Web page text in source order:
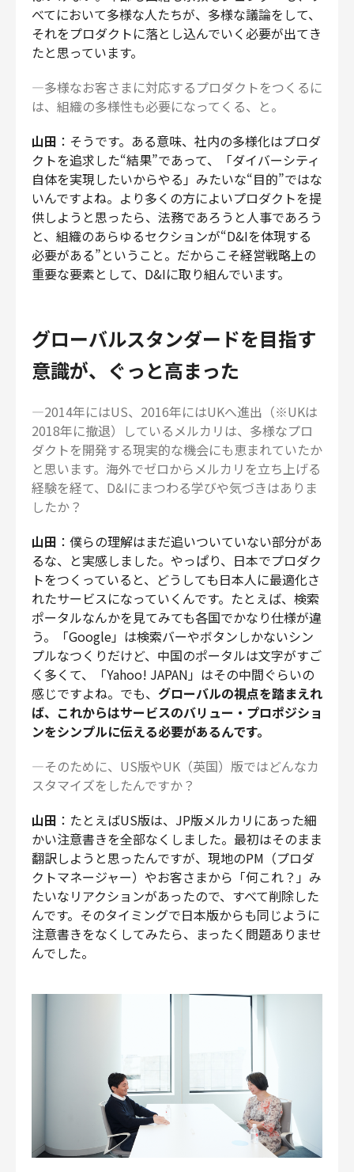
べてにおいて多様な人たちが、多様な議論をして、
それをプロダクトに落とし込んでいく必要が出てき
たと思っています。
―多様なお客さまに対応するプロダクトをつくるに
は、組織の多様性も必要になってくる、と。
山田 ：そうです。ある意味、社内の多様化はプロダ
クトを追求した“結果”であって、「ダイバーシティ
自体を実現したいからやる」みたいな“目的”ではな
いんですよね。より多くの方によいプロダクトを提
供しようと思ったら、法務であろうと人事であろう
と、組織のあらゆるセクションが“D&Iを体現する
必要がある”ということ。だからこそ経営戦略上の
重要な要素として、D&Iに取り組んでいます。
グローバルスタンダードを目指す
意識が、ぐっと高まった
―2014年にはUS、2016年にはUKへ進出（※UKは
2018年に撤退）しているメルカリは、多様なプロ
ダクトを開発する現実的な機会にも恵まれていたか
と思います。海外でゼロからメルカリを立ち上げる
経験を経て、D&Iにまつわる学びや気づきはありま
したか？
山田 ：僕らの理解はまだ追いついていない部分があ
るな、と実感しました。やっぱり、日本でプロダク
トをつくっていると、どうしても日本人に最適化さ
れたサービスになっていくんです。たとえば、検索
ポータルなんかを見てみても各国でかなり仕様が違
う。「Google」は検索バーやボタンしかないシン
プルなつくりだけど、中国のポータルは文字がすご
く多くて、「Yahoo! JAPAN」はその中間ぐらいの
感じですよね。でも、 グローバルの視点を踏まえれ
ば、これからはサービスのバリュー・プロポジショ
ンをシンプルに伝える必要があるんです。
―そのために、US版やUK（英国）版ではどんなカ
スタマイズをしたんですか？
山田 ：たとえばUS版は、JP版メルカリにあった細
かい注意書きを全部なくしました。最初はそのまま
翻訳しようと思ったんですが、現地のPM（プロダ
クトマネージャー）やお客さまから「何これ？」み
たいなリアクションがあったので、すべて削除した
んです。そのタイミングで日本版からも同じように
注意書きをなくしてみたら、まったく問題ありませ
んでした。